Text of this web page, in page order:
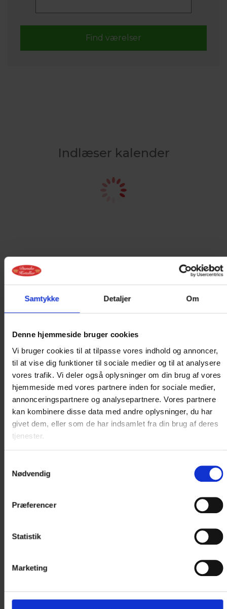
Samtykke Detaljer Om
Denne hjemmeside bruger cookies
Vi bruger cookies til at tilpasse vores indhold og annoncer,
til at vise dig funktioner til sociale medier og til at analysere
vores trafik. Vi deler også oplysninger om din brug af vores
hjemmeside med vores partnere inden for sociale medier,
annonceringspartnere og analysepartnere. Vores partnere
kan kombinere disse data med andre oplysninger, du har
givet dem, eller som de har indsamlet fra din brug af deres
tjenester.
Nødvendig
Præferencer
Statistik
Marketing
Indlæser kalender
ONLINE BOOKING
IKKE MULIGT
PÅ DEN VALGTE
DATO
Det er ikke muligt at booke online på
nuværende tidspunkt.